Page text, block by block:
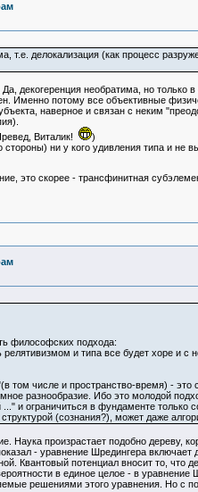
т.е. делокализация (как процесс
декогеренция необратима, но
Именно потому все объективные
наверное и связан с неким
Виталик!
)
ни у кого удивления типа и
это скорее - трансфинитная
философских подхода:
и типа все будет хоре и
числе и пространство-время) -
разнообразие. Ибо это молодой
и ограничиться в фундаменте
(сознания?), может даже
Наука произрастает подобно дереву,
- уравнение Шредингера
Квантовый потенциал вносит то,
в единое целое - в
решениями этого уравнения. Но с